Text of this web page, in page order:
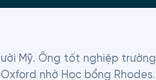
Mỹ. Ông tốt nghiệp
nhờ Học bổng Rhodes.